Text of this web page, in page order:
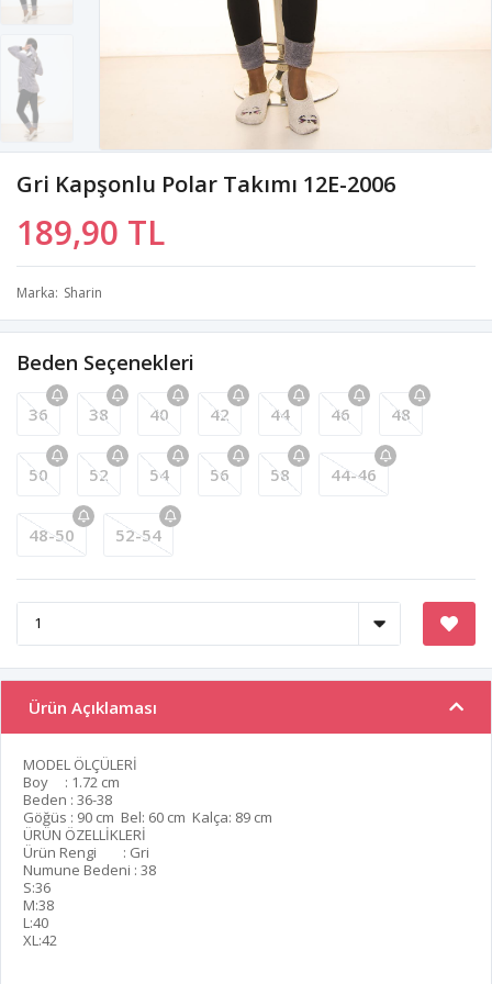
Gri Kapşonlu Polar Takımı 12E-2006
189,90 TL
Marka Sharin
Beden Seçenekleri
36 38 40 42 44 46 48
50 52 54 56 58 44-46
48-50 52-54
Ürün Açıklaması
MODEL ÖLÇÜLERİ
Boy : 1.72 cm
Beden : 36-38
Göğüs : 90 cm Bel: 60 cm Kalça: 89 cm
ÜRÜN ÖZELLİKLERİ
Ürün Rengi : Gri
Numune Bedeni : 38
S:36
M:38
L:40
XL:42